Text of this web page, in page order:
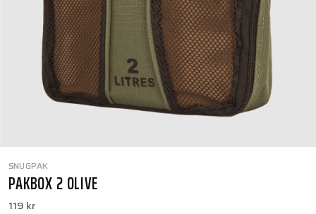
SNUGPAK
PAKBOX 2 OLIVE
119 kr